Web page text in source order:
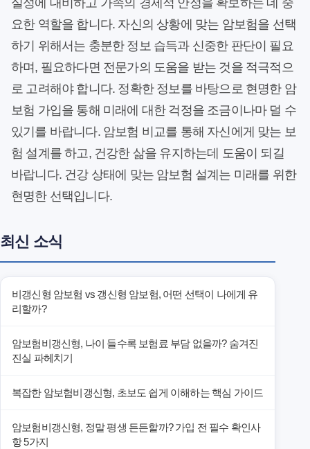
실성에 대비하고 가족의 경제적 안정을 확보하는 데 중
요한 역할을 합니다. 자신의 상황에 맞는 암보험을 선택
하기 위해서는 충분한 정보 습득과 신중한 판단이 필요
하며, 필요하다면 전문가의 도움을 받는 것을 적극적으
로 고려해야 합니다. 정확한 정보를 바탕으로 현명한 암
보험 가입을 통해 미래에 대한 걱정을 조금이나마 덜 수
있기를 바랍니다. 암보험 비교를 통해 자신에게 맞는 보
험 설계를 하고, 건강한 삶을 유지하는데 도움이 되길
바랍니다. 건강 상태에 맞는 암보험 설계는 미래를 위한
현명한 선택입니다.
최신 소식
비갱신형 암보험 vs 갱신형 암보험, 어떤 선택이 나에게 유
리할까?
암보험비갱신형, 나이 들수록 보험료 부담 없을까? 숨겨진
진실 파헤치기
복잡한 암보험비갱신형, 초보도 쉽게 이해하는 핵심 가이드
암보험비갱신형, 정말 평생 든든할까? 가입 전 필수 확인사
항 5가지